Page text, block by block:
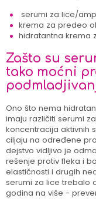
serumi za lice/
krema za predeo
hidratantna krema
Zašto su
tako moćni
Ono što nema
imaju različiti serumi
koncentracija aktivnih
ciljaju na određene
dejstvo vidljivo je
rešenje protiv fleka i
elastičnosti i drugih
serumi za lice trebalo
godina na više -